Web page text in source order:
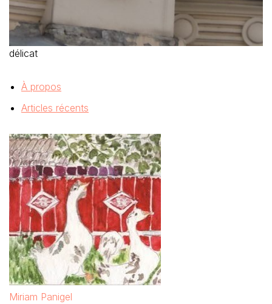
délicat
À propos
Articles récents
Miriam Panigel